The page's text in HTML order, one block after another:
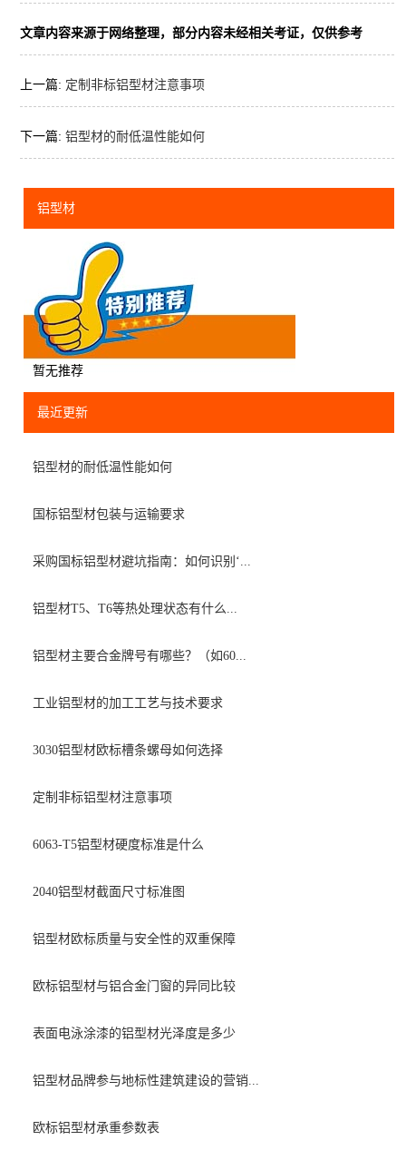
文章内容来源于网络整理，部分内容未经相关考证，仅供参考
上一篇: 定制非标铝型材注意事项
下一篇: 铝型材的耐低温性能如何
铝型材
暂无推荐
最近更新
铝型材的耐低温性能如何
国标铝型材包装与运输要求
采购国标铝型材避坑指南：如何识别‘...
铝型材T5、T6等热处理状态有什么...
铝型材主要合金牌号有哪些？（如60...
工业铝型材的加工工艺与技术要求
3030铝型材欧标槽条螺母如何选择
定制非标铝型材注意事项
6063-T5铝型材硬度标准是什么
2040铝型材截面尺寸标准图
铝型材欧标质量与安全性的双重保障
欧标铝型材与铝合金门窗的异同比较
表面电泳涂漆的铝型材光泽度是多少
铝型材品牌参与地标性建筑建设的营销...
欧标铝型材承重参数表